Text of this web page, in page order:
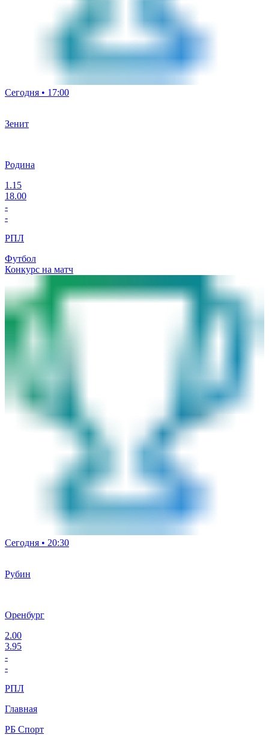
Сегодня • 17:00
Зенит
Родина
1.15
18.00
-
-
РПЛ
Футбол
Конкурс на матч
Сегодня • 20:30
Рубин
Оренбург
2.00
3.95
-
-
РПЛ
Главная
РБ Спорт